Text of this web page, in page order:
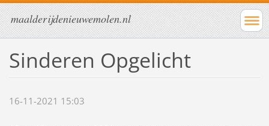
maalderijdenieuwemolen.nl
Sinderen Opgelicht
16-11-2021 15:03